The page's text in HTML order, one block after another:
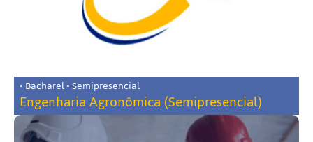
• Bacharel • Semipresencial
Engenharia Agronômica (Semipresencial)